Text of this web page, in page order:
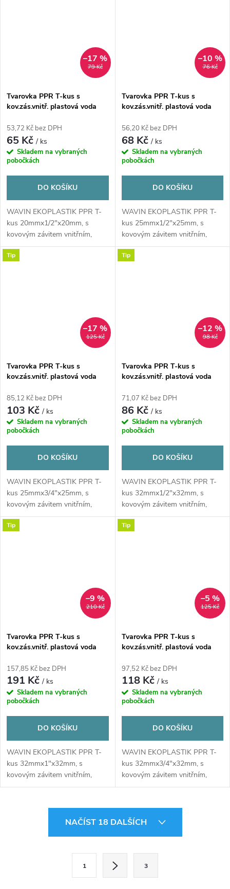
79 Kč
–17 %
Tvarovka PPR T-kus s
kov.zás.vnitř. plastová voda
53,72 Kč bez DPH
65 Kč/ ks
Skladem na vybraných
pobočkách
DO KOŠÍKU
WAVIN EKOPLASTIK PPR T-
kus 20mmx1/2"x20mm, s
kovovým závitem vnitřním,
svařovací, voda, plast
76 Kč
–10 %
Tvarovka PPR T-kus s
kov.zás.vnitř. plastová voda
56,20 Kč bez DPH
68 Kč/ ks
Skladem na vybraných
pobočkách
DO KOŠÍKU
WAVIN EKOPLASTIK PPR T-
kus 25mmx1/2"x25mm, s
kovovým závitem vnitřním,
svařovací, voda, plast
Tip
125 Kč
–17 %
Tvarovka PPR T-kus s
kov.zás.vnitř. plastová voda
85,12 Kč bez DPH
103 Kč/ ks
Skladem na vybraných
pobočkách
DO KOŠÍKU
WAVIN EKOPLASTIK PPR T-
kus 25mmx3/4"x25mm, s
kovovým závitem vnitřním,
svařovací, voda, plast
Tip
98 Kč
–12 %
Tvarovka PPR T-kus s
kov.zás.vnitř. plastová voda
71,07 Kč bez DPH
86 Kč/ ks
Skladem na vybraných
pobočkách
DO KOŠÍKU
WAVIN EKOPLASTIK PPR T-
kus 32mmx1/2"x32mm, s
kovovým závitem vnitřním,
svařovací, voda, plast
Tip
210 Kč
–9 %
Tvarovka PPR T-kus s
kov.zás.vnitř. plastová voda
157,85 Kč bez DPH
191 Kč/ ks
Skladem na vybraných
pobočkách
DO KOŠÍKU
WAVIN EKOPLASTIK PPR T-
kus 32mmx1"x32mm, s
kovovým závitem vnitřním,
svařovací, voda, plast
Tip
125 Kč
–5 %
Tvarovka PPR T-kus s
kov.zás.vnitř. plastová voda
97,52 Kč bez DPH
118 Kč/ ks
Skladem na vybraných
pobočkách
DO KOŠÍKU
WAVIN EKOPLASTIK PPR T-
kus 32mmx3/4"x32mm, s
kovovým závitem vnitřním,
svařovací, voda, plast
NAČÍST 18 DALŠÍCH
1 3